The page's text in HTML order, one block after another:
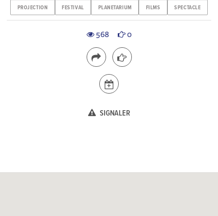
PROJECTION FESTIVAL PLANETARIUM FILMS SPECTACLE
568 0
SIGNALER